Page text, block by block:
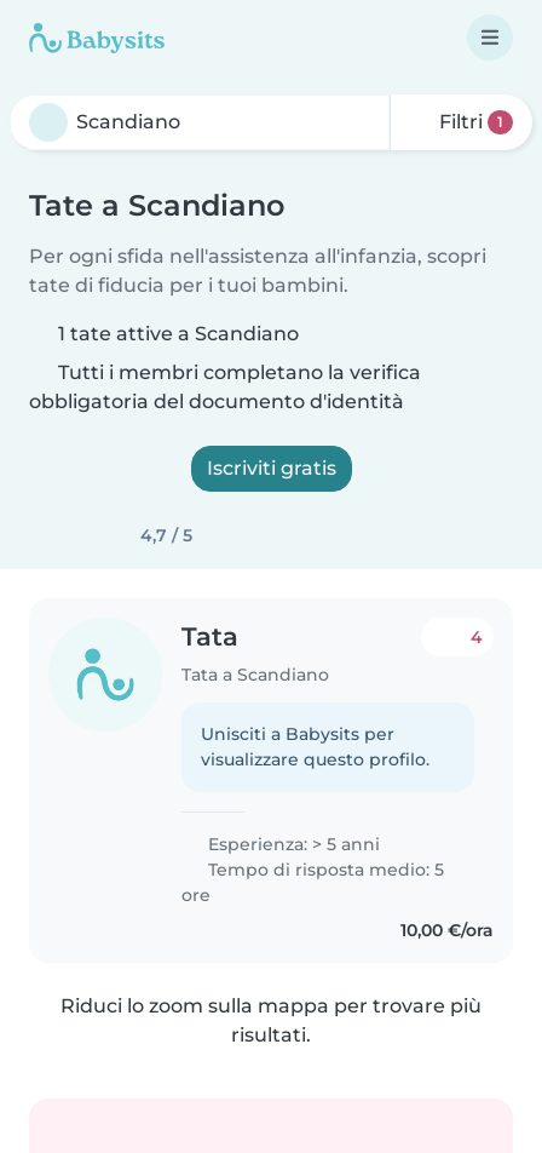
Filtri 1
Tate a Scandiano
Per ogni sfida nell'assistenza all'infanzia, scopri
tate di fiducia per i tuoi bambini.
1 tate attive a Scandiano
Tutti i membri completano la verifica
obbligatoria del documento d'identità
Iscriviti gratis
4,7 / 5
Tata
Tata a Scandiano
4
Unisciti a Babysits per
visualizzare questo profilo.
Esperienza: > 5 anni
Tempo di risposta medio: 5
ore
10,00 €/ora
Riduci lo zoom sulla mappa per trovare più
risultati.